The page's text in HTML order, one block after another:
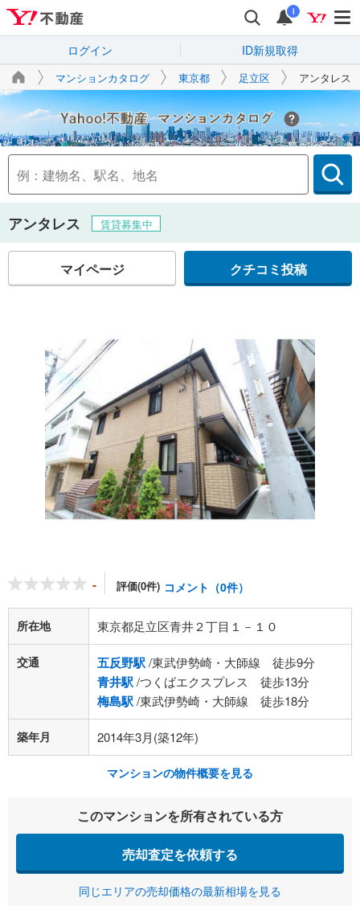
i
ログイン ID新規取得
マンションカタログ 東京都 足立区 アンタレス
Yahoo!不動産
アンタレス 賃貸募集中
マイページ クチコミ投稿
- 評価(0件) コメント（0件）
所在地 東京都足立区青井２丁目１－１０
交通 五反野駅/東武伊勢崎・大師線 徒歩9分
青井駅/つくばエクスプレス 徒歩13分
梅島駅/東武伊勢崎・大師線 徒歩18分
築年月 2014年3月(築12年)
マンションの物件概要を見る
このマンションを所有されている方
売却査定を依頼する
同じエリアの売却価格の最新相場を見る